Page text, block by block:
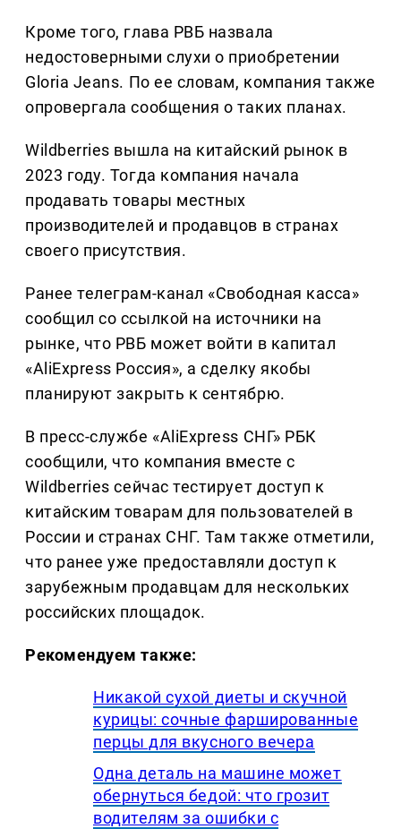
Кроме того, глава РВБ назвала
недостоверными слухи о приобретении
Gloria Jeans. По ее словам, компания также
опровергала сообщения о таких планах.
Wildberries вышла на китайский рынок в
2023 году. Тогда компания начала
продавать товары местных
производителей и продавцов в странах
своего присутствия.
Ранее телеграм-канал «Свободная касса»
сообщил со ссылкой на источники на
рынке, что РВБ может войти в капитал
«AliExpress Россия», а сделку якобы
планируют закрыть к сентябрю.
В пресс-службе «AliExpress СНГ» РБК
сообщили, что компания вместе с
Wildberries сейчас тестирует доступ к
китайским товарам для пользователей в
России и странах СНГ. Там также отметили,
что ранее уже предоставляли доступ к
зарубежным продавцам для нескольких
российских площадок.
Рекомендуем также:
Никакой сухой диеты и скучной
курицы: сочные фаршированные
перцы для вкусного вечера
Одна деталь на машине может
обернуться бедой: что грозит
водителям за ошибки с